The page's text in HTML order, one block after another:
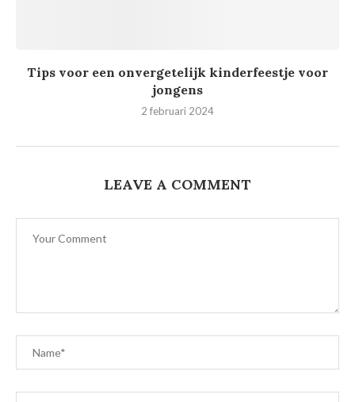
Tips voor een onvergetelijk kinderfeestje voor
jongens
2 februari 2024
LEAVE A COMMENT